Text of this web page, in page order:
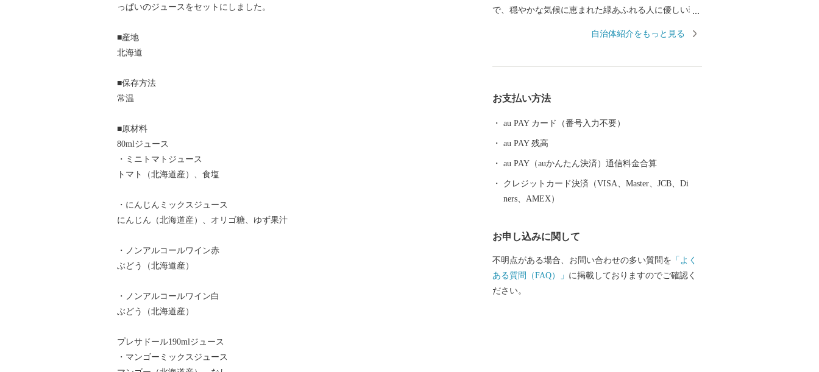
っぱいのジュースをセットにしました。
■産地
北海道
■保存方法
常温
■原材料
80mlジュース
・ミニトマトジュース
トマト（北海道産）、食塩
・にんじんミックスジュース
にんじん（北海道産）、オリゴ糖、ゆず果汁
・ノンアルコールワイン赤
ぶどう（北海道産）
・ノンアルコールワイン白
ぶどう（北海道産）
プレサドール190mlジュース
・マンゴーミックスジュース
で、穏やかな気候に恵まれた緑あふれる人に優しい環
（あか牛）・ワイン・ぼたんそばなど個性的な顔ぶれ
是非一度お越しください！
自治体紹介をもっと見る
お支払い方法
au PAY カード（番号入力不要）
au PAY 残高
au PAY（auかんたん決済）通信料金合算
クレジットカード決済（VISA、Master、JCB、Di
ners、AMEX）
お申し込みに関して
不明点がある場合、お問い合わせの多い質問を 「よく
ある質問（FAQ）」 に掲載しておりますのでご確認く
ださい。